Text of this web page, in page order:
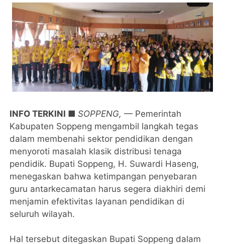
INFO TERKINI ■SOPPENG, — Pemerintah
Kabupaten Soppeng mengambil langkah tegas
dalam membenahi sektor pendidikan dengan
menyoroti masalah klasik distribusi tenaga
pendidik. Bupati Soppeng, H. Suwardi Haseng,
menegaskan bahwa ketimpangan penyebaran
guru antarkecamatan harus segera diakhiri demi
menjamin efektivitas layanan pendidikan di
seluruh wilayah.
Hal tersebut ditegaskan Bupati Soppeng dalam